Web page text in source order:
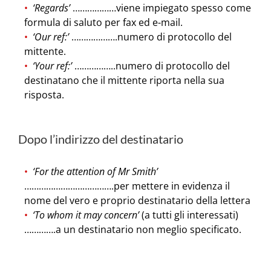
‘Regards’………………viene impiegato spesso come
formula di saluto per fax ed e-mail.
‘Our ref:’……………….numero di protocollo del
mittente.
‘Your ref:’……………..numero di protocollo del
destinatano che il mittente riporta nella sua
risposta.
Dopo l’indirizzo del destinatario
‘For the attention of Mr Smith’
……………………………….per mettere in evidenza il
nome del vero e proprio destinatario della lettera
‘To whom it may concern’(a tutti gli interessati)
………….a un destinatario non meglio specificato.